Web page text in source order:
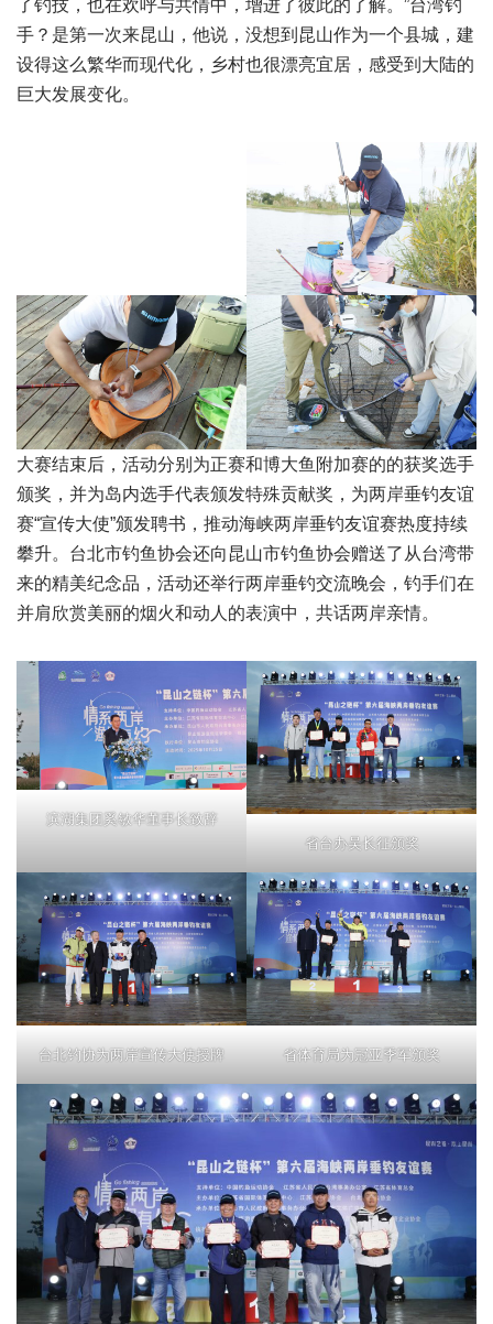
了钓技，也在欢呼与共情中，增进了彼此的了解。”台湾钓
手？是第一次来昆山，他说，没想到昆山作为一个县城，建
设得这么繁华而现代化，乡村也很漂亮宜居，感受到大陆的
巨大发展变化。
大赛结束后，活动分别为正赛和博大鱼附加赛的的获奖选手
颁奖，并为岛内选手代表颁发特殊贡献奖，为两岸垂钓友谊
赛“宣传大使”颁发聘书，推动海峡两岸垂钓友谊赛热度持续
攀升。台北市钓鱼协会还向昆山市钓鱼协会赠送了从台湾带
来的精美纪念品，活动还举行两岸垂钓交流晚会，钓手们在
并肩欣赏美丽的烟火和动人的表演中，共话两岸亲情。
滨湖集团奚敏华董事长致辞
省台办吴长征颁奖
台北钓协为两岸宣传大使授牌 省体育局为冠亚季军颁奖